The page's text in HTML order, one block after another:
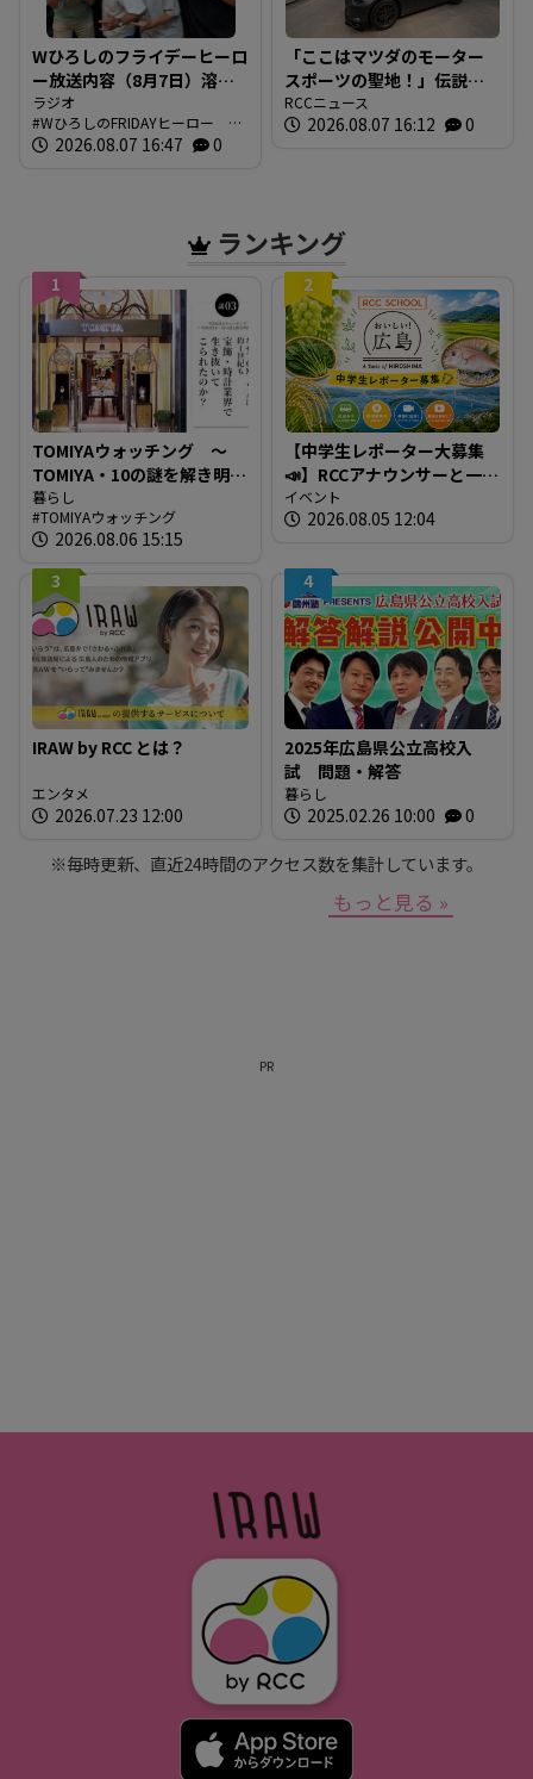
Wひろしのフライデーヒーロ
ー放送内容（8月7日）溶け
てませんか？
ラジオ
WひろしのFRIDAYヒーロー 今
日の放送内容
2026.08.07 16:47 0
「ここはマツダのモーター
スポーツの聖地！」伝説の
レーシングドライバーが証
言する東京の販売店がマツ
RCCニュース
2026.08.07 16:12 0
ランキング
1
TOMIYAウォッチング ～
TOMIYA・10の謎を解き明か
す～ 謎03 「なぜTOMIYAは
約1世紀も宝飾・時計業界で
生き抜いてこられたの
か？」
暮らし
TOMIYAウォッチング
2026.08.06 15:15
2
【中学生レポーター大募集
📣】RCCアナウンサーと一緒
に「広島の食」の現場を取
材しよう！
イベント
2026.08.05 12:04
3
IRAW by RCC とは？
エンタメ
2026.07.23 12:00
4
2025年広島県公立高校入
試 問題・解答
暮らし
2025.02.26 10:00 0
※毎時更新、直近24時間のアクセス数を集計しています。
もっと見る »
PR